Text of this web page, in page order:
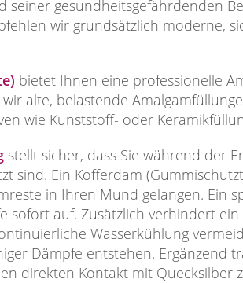
seiner gesundheitsgefährdenden
wir grundsätzlich moderne,
bietet Ihnen eine professionelle
alte, belastende
wie Kunststoff- oder
stellt sicher, dass Sie während der
sind. Ein Kofferdam
in Ihren Mund gelangen. Ein
sofort auf. Zusätzlich verhindert
Wasserkühlung
Dämpfe entstehen. Ergänzend
direkten Kontakt mit Quecksilber